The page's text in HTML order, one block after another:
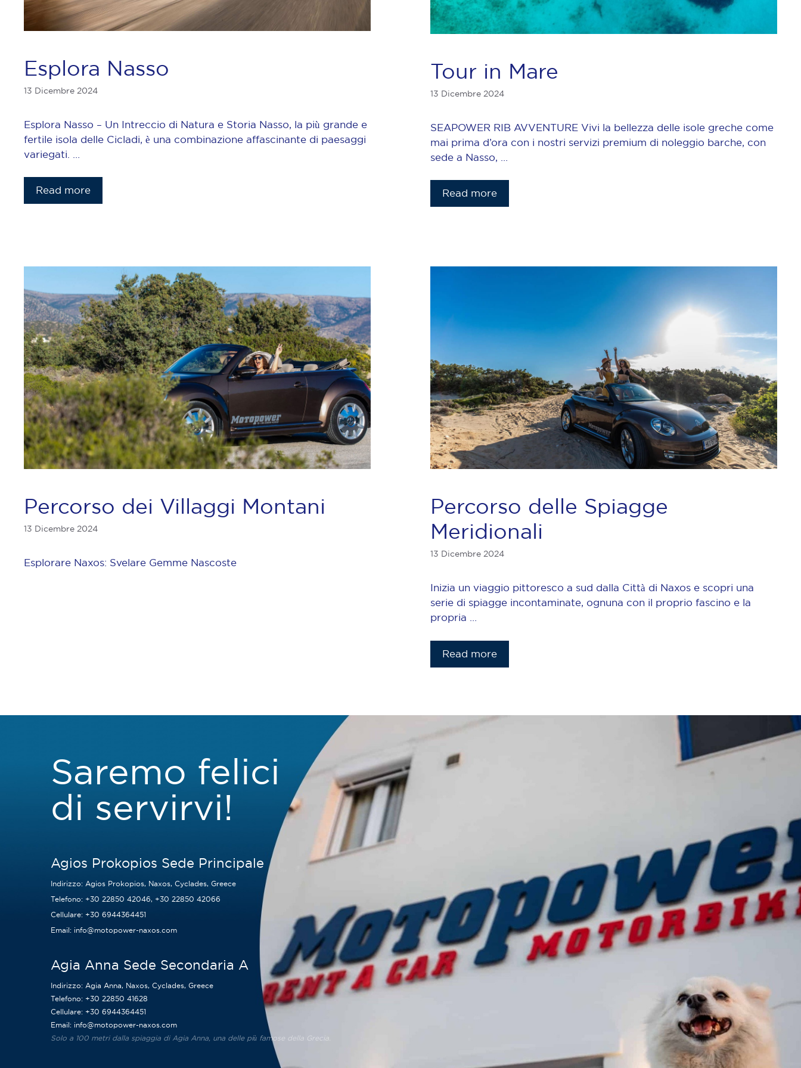
Esplora Nasso
13 Dicembre 2024
Esplora Nasso – Un Intreccio di Natura e Storia Nasso, la più grande e
fertile isola delle Cicladi, è una combinazione affascinante di paesaggi
variegati. …
Read more
Tour in Mare
13 Dicembre 2024
SEAPOWER RIB AVVENTURE Vivi la bellezza delle isole greche come
mai prima d’ora con i nostri servizi premium di noleggio barche, con
sede a Nasso, …
Read more
Percorso dei Villaggi Montani
13 Dicembre 2024
Esplorare Naxos: Svelare Gemme Nascoste
Percorso delle Spiagge
Meridionali
13 Dicembre 2024
Inizia un viaggio pittoresco a sud dalla Città di Naxos e scopri una
serie di spiagge incontaminate, ognuna con il proprio fascino e la
propria …
Read more
Saremo felici
di servirvi!
Agios Prokopios Sede Principale
Indirizzo: Agios Prokopios, Naxos, Cyclades, Greece
Telefono: +30 22850 42046
+30 22850 42066
Cellulare: +30 6944364451
Email: info@motopower-naxos.com
Agia Anna Sede Secondaria A
Indirizzo: Agia Anna, Naxos, Cyclades, Greece
Telefono: +30 22850 41628
Cellulare: +30 6944364451
Email: info@motopower-naxos.com
Solo a 100 metri dalla spiaggia di Agia Anna, una delle più famose della Grecia.